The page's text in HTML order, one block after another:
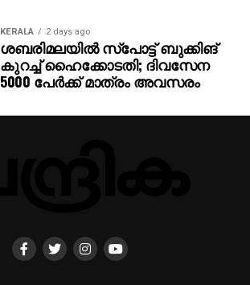
KERALA 2 days ago
ശബരിമലയില്‍ സ്‌പോട്ട് ബുക്കിങ്
കുറച്ച് ഹൈക്കോടതി; ദിവസേന
5000 പേര്‍ക്ക് മാത്രം അവസരം